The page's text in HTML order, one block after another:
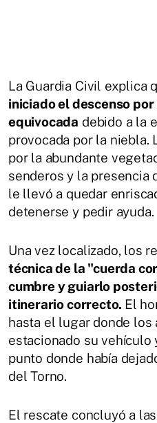
La Guardia Civil explica
iniciado el descenso
equivocada debido a la
provocada por la niebla.
por la abundante
senderos y la presencia
le llevó a quedar
detenerse y pedir ayuda.
Una vez localizado, los
técnica de la "cuerda
cumbre y guiarlo
itinerario correcto. El
hasta el lugar donde los
estacionado su vehículo
punto donde había
del Torno.
El rescate concluyó a